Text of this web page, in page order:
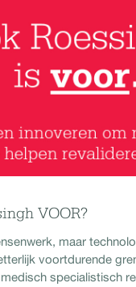
VOOR?
maar
voortdurende
specialistisch